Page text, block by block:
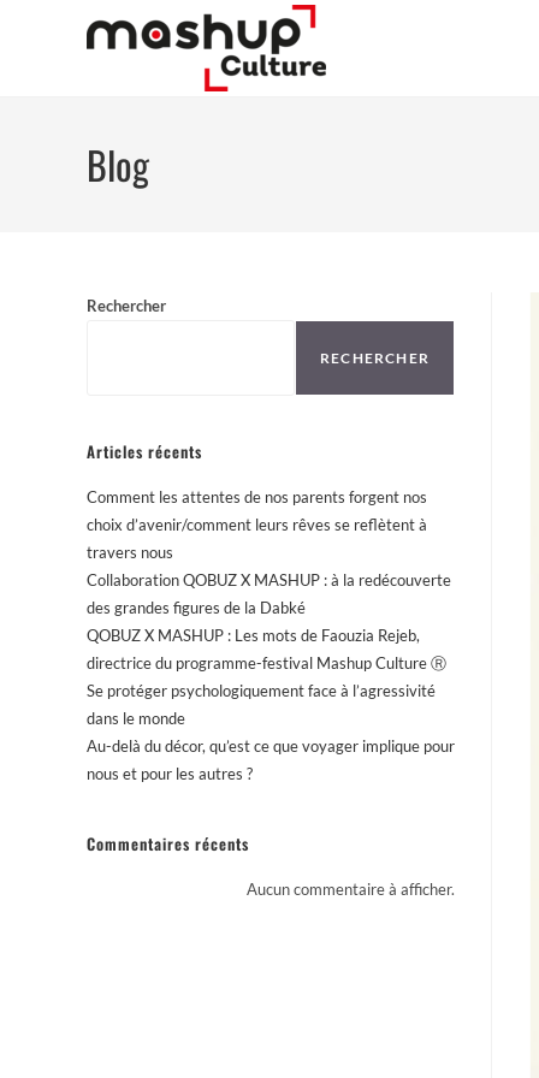
Blog
Rechercher
RECHERCHER
Articles récents
Comment les attentes de nos parents forgent nos
choix d’avenir/comment leurs rêves se reflètent à
travers nous
Collaboration QOBUZ X MASHUP : à la redécouverte
des grandes figures de la Dabké
QOBUZ X MASHUP : Les mots de Faouzia Rejeb,
directrice du programme-festival Mashup Culture Ⓡ
Se protéger psychologiquement face à l’agressivité
dans le monde
Au-delà du décor, qu’est ce que voyager implique pour
nous et pour les autres ?
Commentaires récents
Aucun commentaire à afficher.